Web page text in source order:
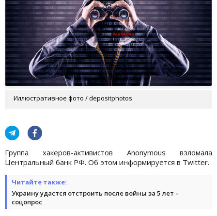
Иллюстративное фото / depositphotos
Группа хакеров-активистов Anonymous взломала
Центральный банк РФ. Об этом информируется в Twitter.
Читайте также:
Украину удастся отстроить после войны за 5 лет –
соцопрос